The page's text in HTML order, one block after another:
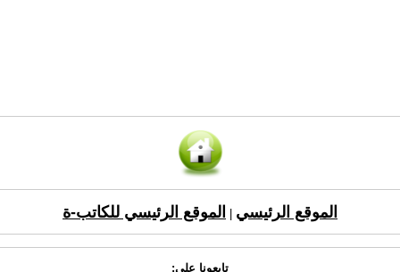
الموقع الرئيسي الموقع الرئيسي للكاتب-ة
تابعونا على: